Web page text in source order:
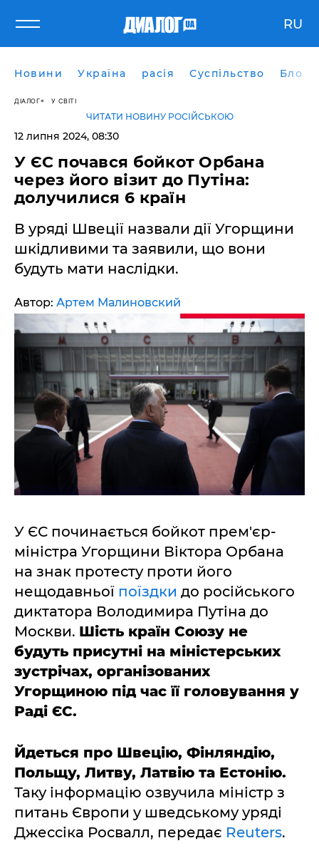
RU
Новини Україна расія Суспільство Блоги
ДІАЛОГ У СВІТІ
ЧИТАТИ НОВИНУ РОСІЙСЬКОЮ
12 липня 2024, 08:30
У ЄС почався бойкот Орбана
через його візит до Путіна:
долучилися 6 країн
В уряді Швеції назвали дії Угорщини
шкідливими та заявили, що вони
будуть мати наслідки.
Автор: Артем Малиновский
У ЄС починається бойкот прем'єр-
міністра Угорщини Віктора Орбана
на знак протесту проти його
нещодавньої поїздки до російського
диктатора Володимира Путіна до
Москви. Шість країн Союзу не
будуть присутні на міністерських
зустрічах, організованих
Угорщиною під час її головування у
Раді ЄС.
Йдеться про Швецію, Фінляндію,
Польщу, Литву, Латвію та Естонію.
Таку інформацію озвучила міністр з
питань Європи у шведському уряді
Джессіка Росвалл, передає Reuters.